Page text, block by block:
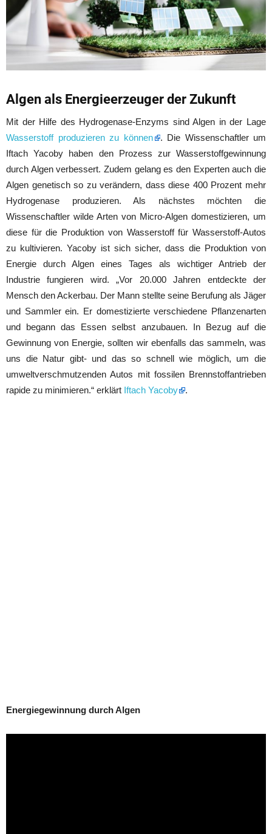
Algen als Energieerzeuger der Zukunft
Mit der Hilfe des Hydrogenase-Enzyms sind Algen in der Lage
Wasserstoff produzieren zu können
. Die Wissenschaftler um
Iftach Yacoby haben den Prozess zur Wasserstoffgewinnung
durch Algen verbessert. Zudem gelang es den Experten auch die
Algen genetisch so zu verändern, dass diese 400 Prozent mehr
Hydrogenase produzieren. Als nächstes möchten die
Wissenschaftler wilde Arten von Micro-Algen domestizieren, um
diese für die Produktion von Wasserstoff für Wasserstoff-Autos
zu kultivieren. Yacoby ist sich sicher, dass die Produktion von
Energie durch Algen eines Tages als wichtiger Antrieb der
Industrie fungieren wird. „Vor 20.000 Jahren entdeckte der
Mensch den Ackerbau. Der Mann stellte seine Berufung als Jäger
und Sammler ein. Er domestizierte verschiedene Pflanzenarten
und begann das Essen selbst anzubauen. In Bezug auf die
Gewinnung von Energie, sollten wir ebenfalls das sammeln, was
uns die Natur gibt- und das so schnell wie möglich, um die
umweltverschmutzenden Autos mit fossilen Brennstoffantrieben
rapide zu minimieren.“ erklärt Iftach Yacoby .
Energiegewinnung durch Algen